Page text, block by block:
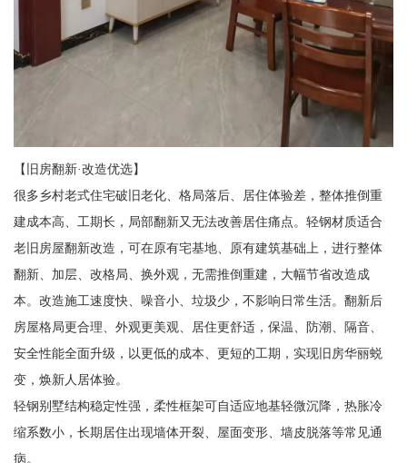
【旧房翻新·改造优选】
很多乡村老式住宅破旧老化、格局落后、居住体验差，整体推倒重
建成本高、工期长，局部翻新又无法改善居住痛点。轻钢材质适合
老旧房屋翻新改造，可在原有宅基地、原有建筑基础上，进行整体
翻新、加层、改格局、换外观，无需推倒重建，大幅节省改造成
本。改造施工速度快、噪音小、垃圾少，不影响日常生活。翻新后
房屋格局更合理、外观更美观、居住更舒适，保温、防潮、隔音、
安全性能全面升级，以更低的成本、更短的工期，实现旧房华丽蜕
变，焕新人居体验。
轻钢别墅结构稳定性强，柔性框架可自适应地基轻微沉降，热胀冷
缩系数小，长期居住出现墙体开裂、屋面变形、墙皮脱落等常见通
病。